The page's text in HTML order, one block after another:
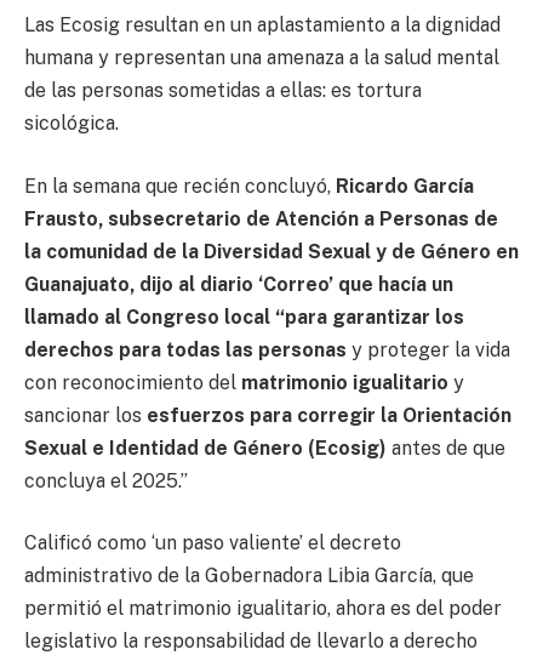
Las Ecosig resultan en un aplastamiento a la dignidad
humana y representan una amenaza a la salud mental
de las personas sometidas a ellas: es tortura
sicológica.
En la semana que recién concluyó, Ricardo García
Frausto, subsecretario de Atención a Personas de
la comunidad de la Diversidad Sexual y de Género en
Guanajuato, dijo al diario ‘Correo’ que hacía un
llamado al Congreso local “para garantizar los
derechos para todas las personas y proteger la vida
con reconocimiento del matrimonio igualitario y
sancionar los esfuerzos para corregir la Orientación
Sexual e Identidad de Género (Ecosig) antes de que
concluya el 2025.”
Calificó como ‘un paso valiente’ el decreto
administrativo de la Gobernadora Libia García, que
permitió el matrimonio igualitario, ahora es del poder
legislativo la responsabilidad de llevarlo a derecho